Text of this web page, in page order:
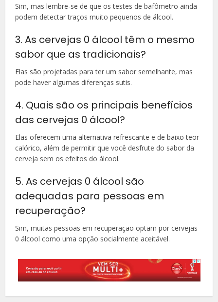
Sim, mas lembre-se de que os testes de bafômetro ainda
podem detectar traços muito pequenos de álcool.
3. As cervejas 0 álcool têm o mesmo
sabor que as tradicionais?
Elas são projetadas para ter um sabor semelhante, mas
pode haver algumas diferenças sutis.
4. Quais são os principais benefícios
das cervejas 0 álcool?
Elas oferecem uma alternativa refrescante e de baixo teor
calórico, além de permitir que você desfrute do sabor da
cerveja sem os efeitos do álcool.
5. As cervejas 0 álcool são
adequadas para pessoas em
recuperação?
Sim, muitas pessoas em recuperação optam por cervejas
0 álcool como uma opção socialmente aceitável.